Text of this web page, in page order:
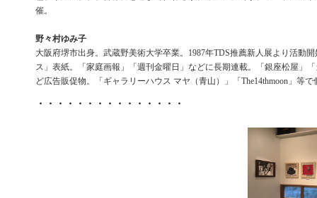
催。
野々村ゆみ子
大阪府堺市出身。武蔵野美術大学卒業。1987年TDS推薦新人展より活動
ス」表紙。「家庭画報」「週刊金曜日」などに長期連載。「銀座松屋」
ど広告販促物。「ギャラリーハウス マヤ（青山）」「The14thmoon」等で
・・・・・・・・・・・・・・・